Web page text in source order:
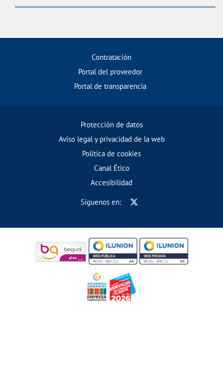
Contratación
Portal del proveedor
Portal de transparencia
Protección de datos
Aviso legal y privacidad de la web
Política de cookies
Canal Ético
Accesibilidad
Síguenos en: